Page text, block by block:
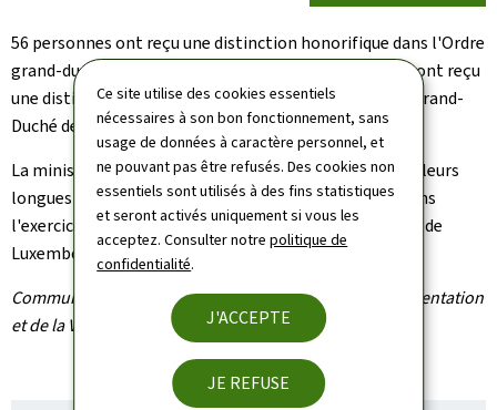
Ce site utilise des cookies essentiels
nécessaires à son bon fonctionnement, sans
usage de données à caractère personnel, et
ne pouvant pas être refusés. Des cookies non
essentiels sont utilisés à des fins statistiques
et seront activés uniquement si vous les
acceptez. Consulter notrepolitique de
confidentialité.
J'ACCEPTE
JE REFUSE
56 personnes ont reçu une distinction honorifique dans l'Ordre
grand-ducal de la Couronne de chêne et 38 personnes ont reçu
une distinction honorifique dans l'Ordre de Mérite du Grand-
Duché de Luxembourg.
La ministre a remercié l'ensemble des méritants pour leurs
longues années d'engagement et leur dévouement dans
l'exercice de leurs fonctions au service du Grand-Duché de
Luxembourg.
Communiqué par le ministère de l'Agriculture, de l'Alimentation
et de la Viticulture